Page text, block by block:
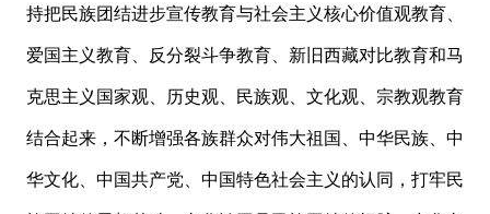
持把民族团结进步宣传教育与社会主义核心价值观教育、
爱国主义教育、反分裂斗争教育、新旧西藏对比教育和马
克思主义国家观、历史观、民族观、文化观、宗教观教育
结合起来，不断增强各族群众对伟大祖国、中华民族、中
华文化、中国共产党、中国特色社会主义的认同，打牢民